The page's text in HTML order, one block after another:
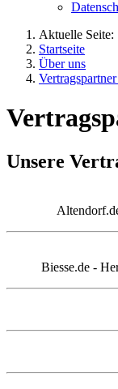
Aktuelle Seite:
Startseite
Über uns
Unsere
Biesse.de -